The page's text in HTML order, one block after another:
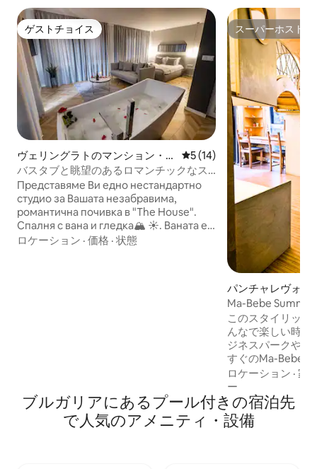
ゲストチョイス
ゲストチョイス
ヴェリングラトのマンション・ア
パート
レビュー14件、5つ星中5つ
5 (14)
バスタブと眺望のあるロマンチックなス
タジオ「ザ・ハウス」
Представяме Ви едно нестандартно
студио за Вашата незабравима,
романтична почивка в "The House".
Спалня с вана и гледка🏔 ☀. Ваната е
разположена централно с гледка към
ロケーション · 価格 · 状態
スーパーホスト
スーパーホスト
パンチャレヴォの
Ma-Bebe
ー、サウナ、バー
このスタイリッシ
んなで楽しい時間
ジネスパークやム
すぐのMa-Bebe
レボ湖と森まで徒歩5分
ーブルとたくさん
ウパトロール、ホ
た200平方メート
ス キッチン2部屋
ロケーション ·家
ー
ブルガリアにあるプール付きの宿泊先
で人気のアメニティ・設備